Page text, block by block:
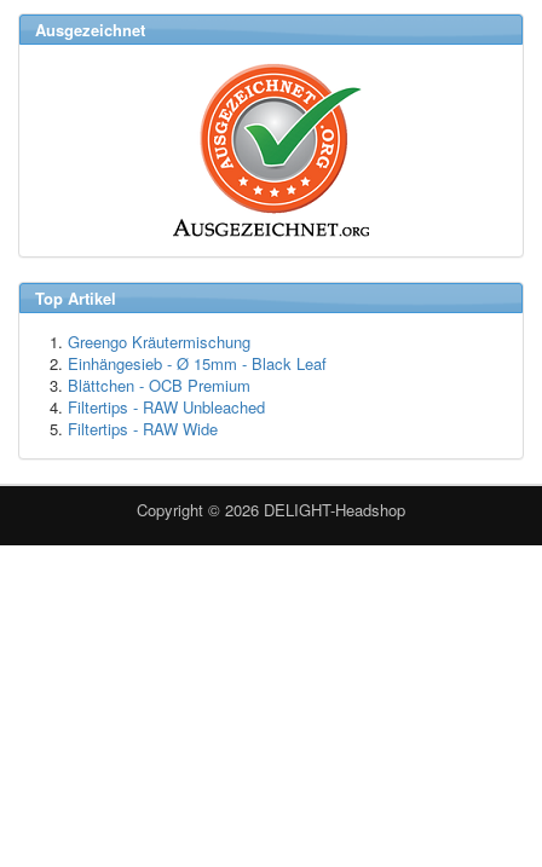
Ausgezeichnet
Top Artikel
Greengo Kräutermischung
Einhängesieb - Ø 15mm - Black Leaf
Blättchen - OCB Premium
Filtertips - RAW Unbleached
Filtertips - RAW Wide
Copyright © 2026 DELIGHT-Headshop